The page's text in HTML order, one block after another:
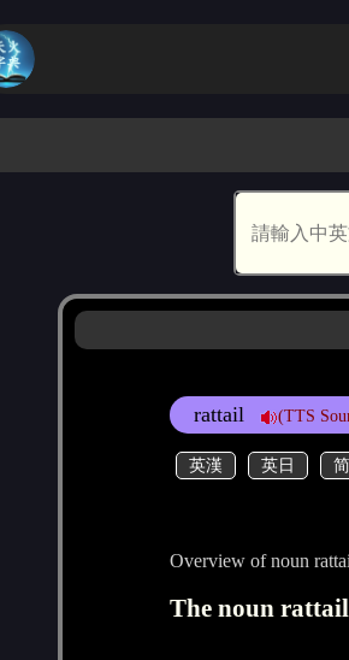
rattail (TTS
英漢 英日
Overview of noun
The noun rattail